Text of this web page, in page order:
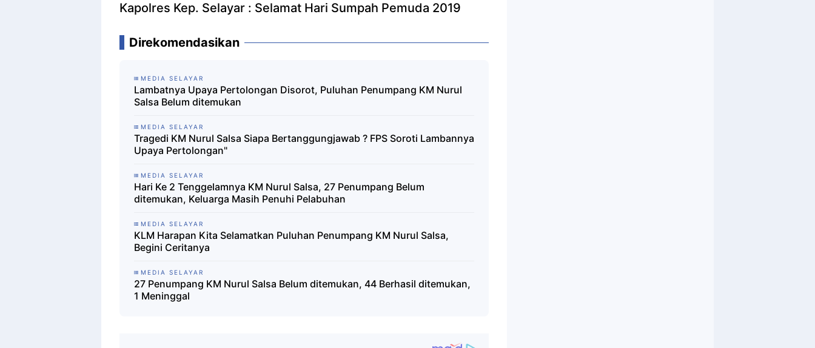
Kapolres Kep. Selayar : Selamat Hari Sumpah Pemuda 2019
Direkomendasikan
MEDIA SELAYAR
Lambatnya Upaya Pertolongan Disorot, Puluhan Penumpang KM Nurul
Salsa Belum ditemukan
MEDIA SELAYAR
Tragedi KM Nurul Salsa Siapa Bertanggungjawab ? FPS Soroti Lambannya
Upaya Pertolongan"
MEDIA SELAYAR
Hari Ke 2 Tenggelamnya KM Nurul Salsa, 27 Penumpang Belum
ditemukan, Keluarga Masih Penuhi Pelabuhan
MEDIA SELAYAR
KLM Harapan Kita Selamatkan Puluhan Penumpang KM Nurul Salsa,
Begini Ceritanya
MEDIA SELAYAR
27 Penumpang KM Nurul Salsa Belum ditemukan, 44 Berhasil ditemukan,
1 Meninggal